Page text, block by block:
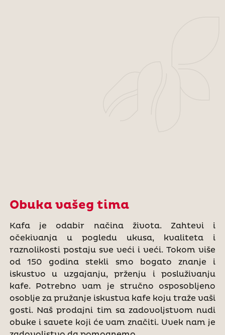
Obuka vašeg tima
Kafa je odabir načina života. Zahtevi i
očekivanja u pogledu ukusa, kvaliteta i
raznolikosti postaju sve veći i veći. Tokom više
od 150 godina stekli smo bogato znanje i
iskustvo u uzgajanju, prženju i posluživanju
kafe. Potrebno vam je stručno osposobljeno
osoblje za pružanje iskustva kafe koju traže vaši
gosti. Naš prodajni tim sa zadovoljstvom nudi
obuke i savete koji će vam značiti. Uvek nam je